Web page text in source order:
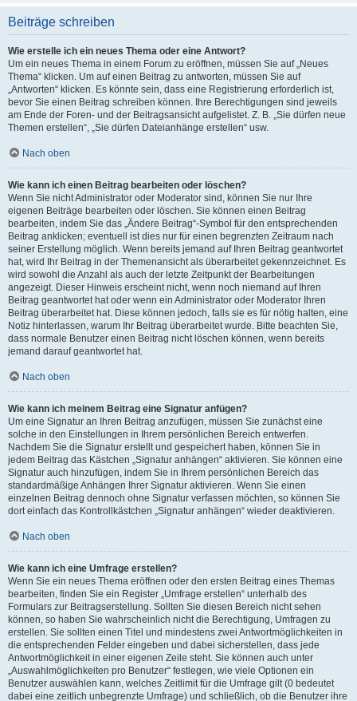
Beiträge schreiben
Wie erstelle ich ein neues Thema oder eine Antwort?
Um ein neues Thema in einem Forum zu eröffnen, müssen Sie auf „Neues
Thema“ klicken. Um auf einen Beitrag zu antworten, müssen Sie auf
„Antworten“ klicken. Es könnte sein, dass eine Registrierung erforderlich ist,
bevor Sie einen Beitrag schreiben können. Ihre Berechtigungen sind jeweils
am Ende der Foren- und der Beitragsansicht aufgelistet. Z. B. „Sie dürfen neue
Themen erstellen“, „Sie dürfen Dateianhänge erstellen“ usw.
Nach oben
Wie kann ich einen Beitrag bearbeiten oder löschen?
Wenn Sie nicht Administrator oder Moderator sind, können Sie nur Ihre
eigenen Beiträge bearbeiten oder löschen. Sie können einen Beitrag
bearbeiten, indem Sie das „Ändere Beitrag“-Symbol für den entsprechenden
Beitrag anklicken; eventuell ist dies nur für einen begrenzten Zeitraum nach
seiner Erstellung möglich. Wenn bereits jemand auf Ihren Beitrag geantwortet
hat, wird Ihr Beitrag in der Themenansicht als überarbeitet gekennzeichnet. Es
wird sowohl die Anzahl als auch der letzte Zeitpunkt der Bearbeitungen
angezeigt. Dieser Hinweis erscheint nicht, wenn noch niemand auf Ihren
Beitrag geantwortet hat oder wenn ein Administrator oder Moderator Ihren
Beitrag überarbeitet hat. Diese können jedoch, falls sie es für nötig halten, eine
Notiz hinterlassen, warum Ihr Beitrag überarbeitet wurde. Bitte beachten Sie,
dass normale Benutzer einen Beitrag nicht löschen können, wenn bereits
jemand darauf geantwortet hat.
Nach oben
Wie kann ich meinem Beitrag eine Signatur anfügen?
Um eine Signatur an Ihren Beitrag anzufügen, müssen Sie zunächst eine
solche in den Einstellungen in Ihrem persönlichen Bereich entwerfen.
Nachdem Sie die Signatur erstellt und gespeichert haben, können Sie in
jedem Beitrag das Kästchen „Signatur anhängen“ aktivieren. Sie können eine
Signatur auch hinzufügen, indem Sie in Ihrem persönlichen Bereich das
standardmäßige Anhängen Ihrer Signatur aktivieren. Wenn Sie einen
einzelnen Beitrag dennoch ohne Signatur verfassen möchten, so können Sie
dort einfach das Kontrollkästchen „Signatur anhängen“ wieder deaktivieren.
Nach oben
Wie kann ich eine Umfrage erstellen?
Wenn Sie ein neues Thema eröffnen oder den ersten Beitrag eines Themas
bearbeiten, finden Sie ein Register „Umfrage erstellen“ unterhalb des
Formulars zur Beitragserstellung. Sollten Sie diesen Bereich nicht sehen
können, so haben Sie wahrscheinlich nicht die Berechtigung, Umfragen zu
erstellen. Sie sollten einen Titel und mindestens zwei Antwortmöglichkeiten in
die entsprechenden Felder eingeben und dabei sicherstellen, dass jede
Antwortmöglichkeit in einer eigenen Zeile steht. Sie können auch unter
„Auswahlmöglichkeiten pro Benutzer“ festlegen, wie viele Optionen ein
Benutzer auswählen kann, welches Zeitlimit für die Umfrage gilt (0 bedeutet
dabei eine zeitlich unbegrenzte Umfrage) und schließlich, ob die Benutzer ihre